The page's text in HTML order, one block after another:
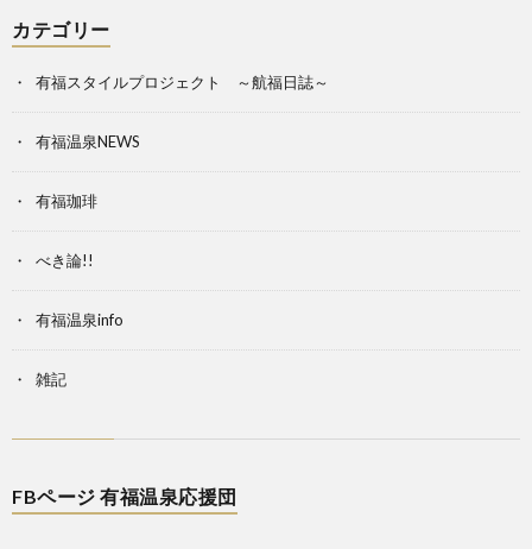
カテゴリー
有福スタイルプロジェクト ～航福日誌～
有福温泉NEWS
有福珈琲
べき論!!
有福温泉info
雑記
FBページ 有福温泉応援団